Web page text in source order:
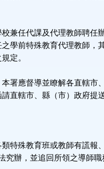
兼任代課及代理教師聘任
學前特殊教育代理教師，
定。
署應督導並瞭解各直轄市
直轄市、縣（市）政府提
類特殊教育班或教師有謊報
辦，並追回所領之導師職